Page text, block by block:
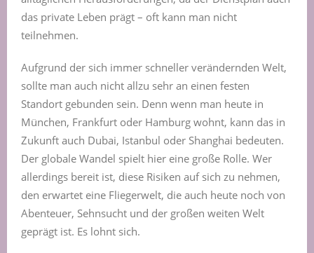
das private Leben prägt – oft kann man nicht
teilnehmen.
Aufgrund der sich immer schneller verändernden Welt,
sollte man auch nicht allzu sehr an einen festen
Standort gebunden sein. Denn wenn man heute in
München, Frankfurt oder Hamburg wohnt, kann das in
Zukunft auch Dubai, Istanbul oder Shanghai bedeuten.
Der globale Wandel spielt hier eine große Rolle. Wer
allerdings bereit ist, diese Risiken auf sich zu nehmen,
den erwartet eine Fliegerwelt, die auch heute noch von
Abenteuer, Sehnsucht und der großen weiten Welt
geprägt ist. Es lohnt sich.